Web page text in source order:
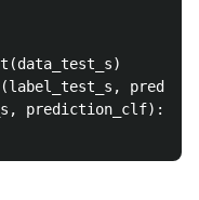
prediction_clf):